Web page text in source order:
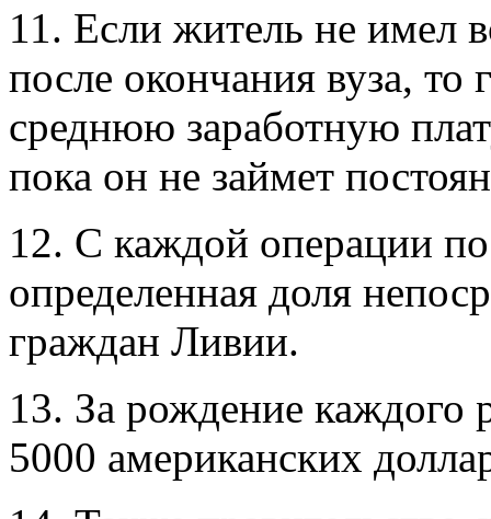
11. Если житель не имел
после окончания вуза, то
среднюю заработную
пока он не займет
12. С каждой операции
определенная доля
граждан Ливии.
13. За рождение каждого
5000 американских